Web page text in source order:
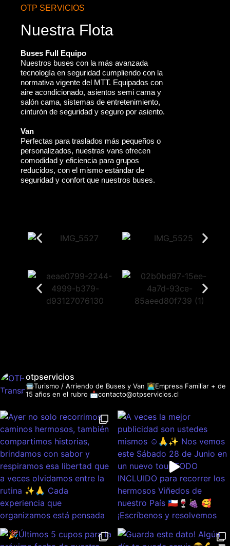
OTP SERVICIOS
Nuestra Flota
Buses Full Equipo
Nuestros buses con la más avanzada
tecnología en seguridad cumpliendo con la
normativa vigente del MTT. Equipados con
aire acondicionado, asientos semi cama y
salón cama, sistemas de entretenimiento,
cinturón de seguridad y seguro por asiento.
Van
Perfectas para traslados más pequeños o
personalizados, nuestras vans ofrecen
comodidad y eficiencia para grupos
reducidos, con el mismo estándar de
seguridad y confort que nuestros buses.
otpservicios
🚍Turismo / Arriendo de Buses y Van 👩‍💻Empresa Familiar + de
15 años en el rubro 📩contacto@otpservicios.cl